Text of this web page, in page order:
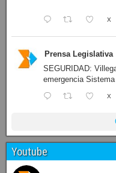
X
Prensa Legislativa
SEGURIDAD:
emergencia
X
Youtube